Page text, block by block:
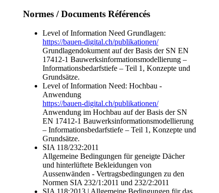
Normes / Documents Référencés
Level of Information Need Grundlagen:
https://bauen-digital.ch/publikationen/
Grundlagendokument auf der Basis der SN EN
17412-1 Bauwerksinformationsmodellierung –
Informationsbedarfstiefe – Teil 1, Konzepte und
Grundsätze.
Level of Information Need: Hochbau -
Anwendung
https://bauen-digital.ch/publikationen/
Anwendung im Hochbau auf der Basis der SN
EN 17412-1 Bauwerksinformationsmodellierung
– Informationsbedarfstiefe – Teil 1, Konzepte und
Grundsätze.
SIA 118/232:2011
Allgemeine Bedingungen für geneigte Dächer
und hinterlüftete Bekleidungen von
Aussenwänden - Vertragsbedingungen zu den
Normen SIA 232/1:2011 und 232/2:2011
SIA 118:2013 | Allgemeine Bedingungen für das